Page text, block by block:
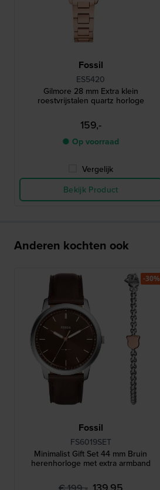
Fossil
ES5420
Gilmore 28 mm Extra klein
roestvrijstalen quartz horloge
159,-
● Op voorraad
Vergelijk
Bekijk Product
Anderen kochten ook
Fossil
FS6019SET
Minimalist Gift Set 44 mm Bruin
herenhorloge met extra armband
-30%